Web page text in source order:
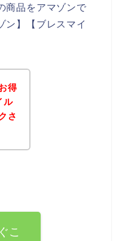
商品をアマゾンで
】【ブレスマイ
得
ル
さ
こ